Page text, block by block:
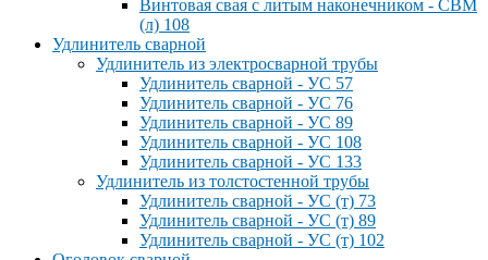
Винтовая свая с литым наконечником - СВМ
(л) 108
Удлинитель сварной
Удлинитель из электросварной трубы
Удлинитель сварной - УС 57
Удлинитель сварной - УС 76
Удлинитель сварной - УС 89
Удлинитель сварной - УС 108
Удлинитель сварной - УС 133
Удлинитель из толстостенной трубы
Удлинитель сварной - УС (т) 73
Удлинитель сварной - УС (т) 89
Удлинитель сварной - УС (т) 102